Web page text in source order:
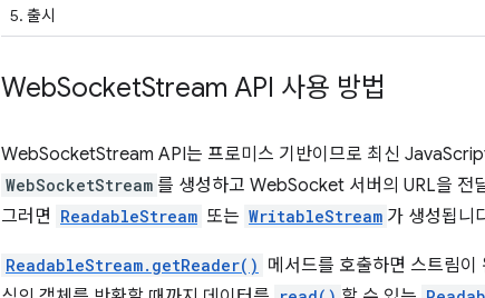
5. 출시
WebSocketStream API 사용 방법
WebSocketStream API는 프로미스 기반이므로 최신
WebSocketStream 를 생성하고 WebSocket 서버의 URL을 전
그러면 ReadableStream 또는 WritableStream 가 생성됩니
ReadableStream.getReader() 메서드를 호출하면 스트림이